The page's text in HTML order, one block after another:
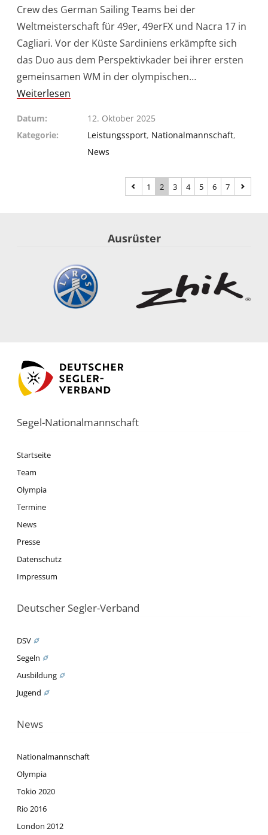
Crew des German Sailing Teams bei der
Weltmeisterschaft für 49er, 49erFX und Nacra 17 in
Cagliari. Vor der Küste Sardiniens erkämpfte sich
das Duo aus dem Perspektivkader bei ihrer ersten
gemeinsamen WM in der olympischen…
Weiterlesen
Datum
12. Oktober 2025
Kategorie
Leistungssport, Nationalmannschaft,
News
1 2 3 4 5 6 7
Ausrüster
Segel-Nationalmannschaft
Startseite
Team
Olympia
Termine
News
Presse
Datenschutz
Impressum
Deutscher Segler-Verband
DSV
Segeln
Ausbildung
Jugend
News
Nationalmannschaft
Olympia
Tokio 2020
Rio 2016
London 2012